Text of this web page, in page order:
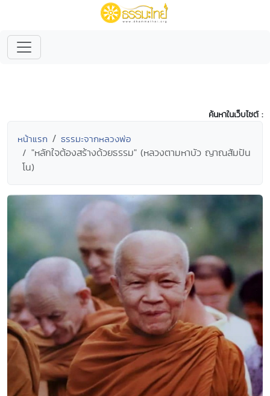
ค้นหาในเว็บไซต์ :
หน้าแรก ธรรมะจากหลวงพ่อ
"หลักใจต้องสร้างด้วยธรรม" (หลวงตามหาบัว ญาณสัมปัน
โน)